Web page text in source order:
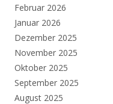
Februar 2026
Januar 2026
Dezember 2025
November 2025
Oktober 2025
September 2025
August 2025